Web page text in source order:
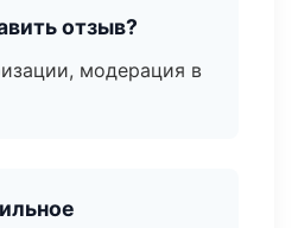
отзыв?
модерация в